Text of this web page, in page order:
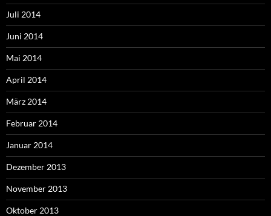
Juli 2014
Juni 2014
Mai 2014
April 2014
März 2014
Februar 2014
Januar 2014
Dezember 2013
November 2013
Oktober 2013